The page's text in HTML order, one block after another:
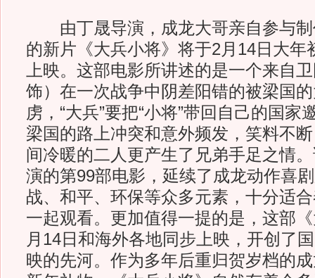
由丁晟导演，成龙大哥亲自参与制
的新片《大兵小将》将于2月14日大年
上映。这部电影所讲述的是一个来自
饰）在一次战争中阴差阳错的被梁国
虏，“大兵”要把“小将”带回自己的国家
梁国的路上冲突和意外频发，笑料不
间冷暖的二人更产生了兄弟手足之情
演的第99部电影，延续了成龙动作喜
战、和平、环保等众多元素，十分适
一起观看。更加值得一提的是，这部
月14日和海外各地同步上映，开创了
映的先河。作为多年后重归贺岁档的